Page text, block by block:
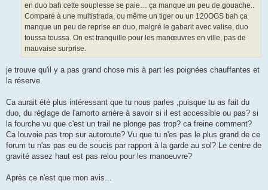
en duo bah cette souplesse se paie… ça manque un peu de gouache..
Comparé à une multistrada, ou même un tiger ou un 120OGS bah ça
manque un peu de reprise en duo, malgré le gabarit avec valise, duo
toussa toussa. On est tranquille pour les manœuvres en ville, pas de
mauvaise surprise.
je trouve qu'il y a pas grand chose mis à part les poignées chauffantes et
la réserve.
Ca aurait été plus intéressant que tu nous parles ,puisque tu as fait du
duo, du réglage de l'amorto arrière à savoir si il est accessible ou pas? si
la fourche vu que c'est un trail ne plonge pas trop? ca freine comment?
Ca louvoie pas trop sur autoroute? Vu que tu n'es pas le plus grand de ce
forum tu n'as pas eu de soucis par rapport à la garde au sol? Le centre de
gravité assez haut est pas relou pour les manoeuvre?
Après ce n'est que mon avis...